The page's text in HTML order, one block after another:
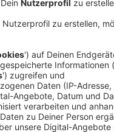
hat die
Auswärtsspiel in
war am Ende sehr
Zunächst hatten